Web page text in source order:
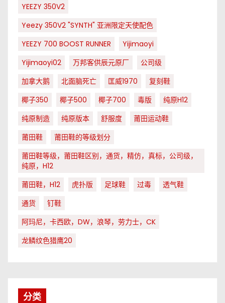
YEEZY 350V2
Yeezy 350V2 "SYNTH" 亚洲限定天使配色
YEEZY 700 BOOST RUNNER
Yijimaoyi
Yijimaoyi02
万邦客供辰元原厂
公司级
加拿大鹅
北面脑死亡 匡威1970
复刻鞋
椰子350
椰子500 椰子700 毒版
纯原H12
纯原制造
纯原版本 舒服度
莆田运动鞋
莆田鞋
莆田鞋的等级划分
莆田鞋等级，莆田鞋区别，通货，精仿，真标，公司级，
纯原，H12
莆田鞋，H12
虎扑版 足球鞋 过毒
透气鞋
通货
钉鞋
阿玛尼，卡西欧，DW，浪琴，劳力士，CK
龙鳞纹色猎鹰20
分类